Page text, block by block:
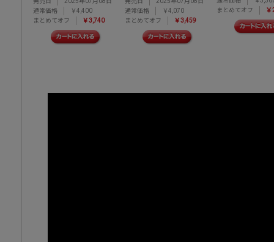
通常価格
￥4,400
まとめてオフ
￥3,740
通常価格
￥4,070
まとめてオフ
￥3,459
まとめてオフ
￥